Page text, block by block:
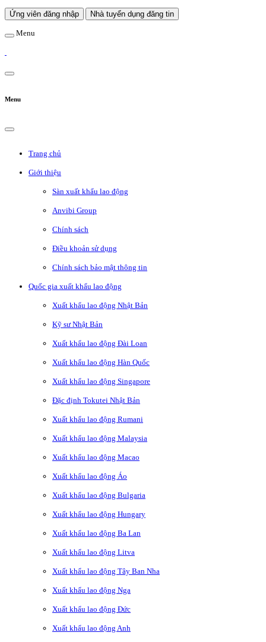
Ứng viên đăng nhập Nhà tuyển dụng đăng tin
Menu
Menu
Trang chủ
Giới thiệu
Sàn xuất khẩu lao động
Anvibi Group
Chính sách
Điều khoản sử dụng
Chính sách bảo mật thông tin
Quốc gia xuất khẩu lao động
Xuất khẩu lao động Nhật Bản
Kỹ sư Nhật Bản
Xuất khẩu lao động Đài Loan
Xuất khẩu lao động Hàn Quốc
Xuất khẩu lao động Singapore
Đặc định Tokutei Nhật Bản
Xuất khẩu lao động Rumani
Xuất khẩu lao động Malaysia
Xuất khẩu lao động Macao
Xuất khẩu lao động Áo
Xuất khẩu lao động Bulgaria
Xuất khẩu lao động Hungary
Xuất khẩu lao động Ba Lan
Xuất khẩu lao động Litva
Xuất khẩu lao động Tây Ban Nha
Xuất khẩu lao động Nga
Xuất khẩu lao động Đức
Xuất khẩu lao động Anh